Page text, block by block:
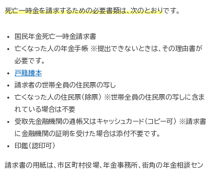
死亡一時金を請求するための必要書類は、次のとおりです。
国民年金死亡一時金請求書
亡くなった人の年金手帳 ※提出できないときは、その理由書が
必要です。
戸籍謄本
請求者の世帯全員の住民票の写し
亡くなった人の住民票（除票） ※世帯全員の住民票の写しに含ま
れている場合は不要
受取先金融機関の通帳又はキャッシュカード（コピー可） ※請求書
に金融機関の証明を受けた場合は添付不要です。
印鑑（認印可）
請求書の用紙は、市区町村役場、年金事務所、街角の年金相談セン